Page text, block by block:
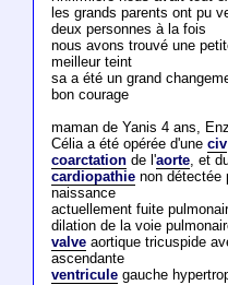
les grands parents ont pu
deux personnes à la fois
nous avons trouvé une
meilleur teint
sa a été un grand
bon courage
maman de Yanis 4 ans,
Célia a été opérée d'une civ
coarctationde l'aorte, et
cardiopathienon détectée
naissance
actuellement fuite
dilation de la voie
valveaortique tricuspide
ascendante
ventriculegauche